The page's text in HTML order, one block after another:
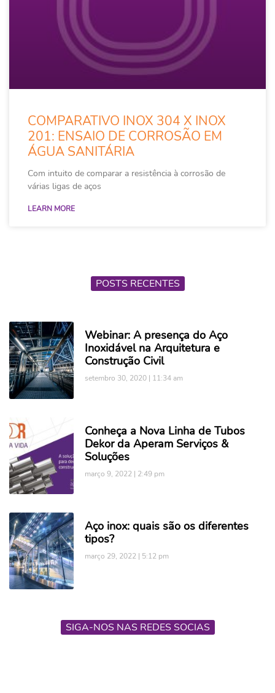
COMPARATIVO INOX 304 X INOX
201: ENSAIO DE CORROSÃO EM
ÁGUA SANITÁRIA
Com intuito de comparar a resistência à corrosão de
várias ligas de aços
LEARN MORE
POSTS RECENTES
Webinar: A presença do Aço
Inoxidável na Arquitetura e
Construção Civil
setembro 30, 2020 11:34 am
Conheça a Nova Linha de Tubos
Dekor da Aperam Serviços &
Soluções
março 9, 2022 2:49 pm
Aço inox: quais são os diferentes
tipos?
março 29, 2022 5:12 pm
SIGA-NOS NAS REDES SOCIAS